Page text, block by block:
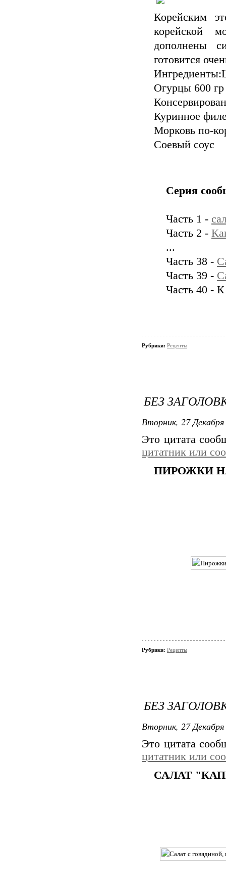
Корейским
корейской
дополнены
готовится
Огурцы 600 гр
Куринное
Морковь по-
Соевый соус
Серия
Часть 1 -
Часть 2 -
...
Часть 38 -
Часть 39 -
Часть 40 -
Рубрики: Рецепты
БЕЗ
Вторник, 27
Это цитата
цитатник или
ПИРОЖКИ
Рубрики: Рецепты
БЕЗ
Вторник, 27
Это цитата
цитатник или
САЛАТ